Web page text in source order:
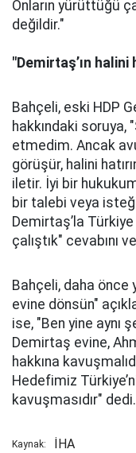
Onların yürüttüğü
değildir."
"Demirtaş’ın halini
Bahçeli, eski HDP
hakkındaki soruya,
etmedim. Ancak
görüşür, halini
iletir. İyi bir
bir talebi veya isteği
Demirtaş’la
çalıştık" cevabını
Bahçeli, daha önce
evine dönsün"
ise, "Ben yine aynı
Demirtaş evine,
hakkına
Hedefimiz
kavuşmasıdır" dedi.
Kaynak: İHA